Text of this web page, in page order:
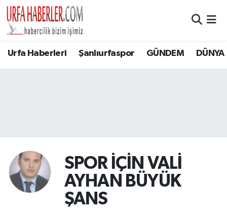
Urfa Haberleri Şanlıurfaspor GÜNDEM DÜNYA
SPOR İÇİN VALİ
AYHAN BÜYÜK
ŞANS
Şanlıurfa Nöbetçi Eczaneler
Tüm Manşetler
Son Dakika Haberleri